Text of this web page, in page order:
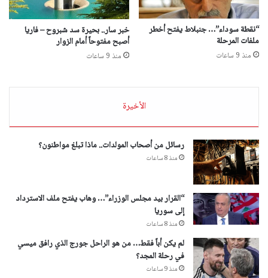
“نقطة سوداء”… جنبلاط يفتح أخطر
ملفات المرحلة
منذ 9 ساعات
خبر سار.. بحيرة سد شبروح – فاريا
أصبح مفتوحاً أمام الزوار
منذ 9 ساعات
الأخيرة
رسائل من أصحاب المولدات.. ماذا تبلغ مواطنون؟
منذ 8 ساعات
“القرار بيد مجلس الوزراء”… وهاب يفتح ملف الاسترداد
إلى سوريا
منذ 8 ساعات
لم يكن أباً فقط… من هو الراحل جورج الذي رافق ميسي
في رحلة المجد؟
منذ 9 ساعات